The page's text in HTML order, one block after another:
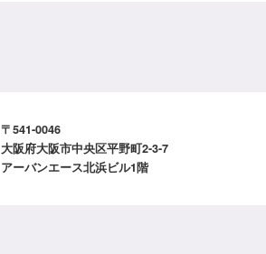
〒541-0046
大阪府大阪市中央区平野町2-3-7
アーバンエース北浜ビル1階